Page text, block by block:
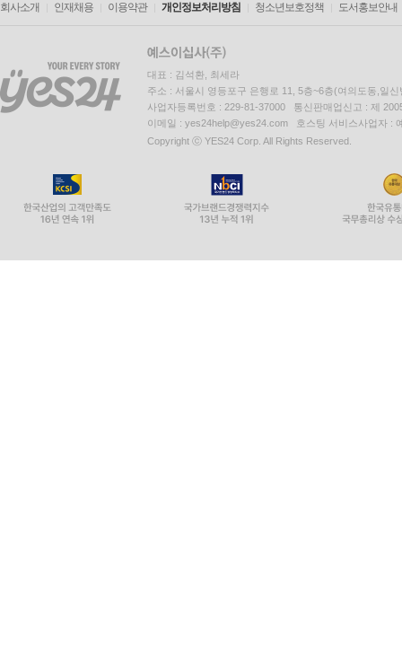
회사소개 인재채용 이용약관 개인정보처리방침 청소년보호정책 도서홍보안내
대표 : 김석환, 최세라
주소 : 서울시 영등포구 은행로 11, 5층~6층(여의도동,일신
사업자등록번호 : 229-81-37000 통신판매업신고 : 제
이메일 : yes24help@yes24.com 호스팅 서비스사업자 :
Copyright ⓒ YES24 Corp. All Rights Reserved.